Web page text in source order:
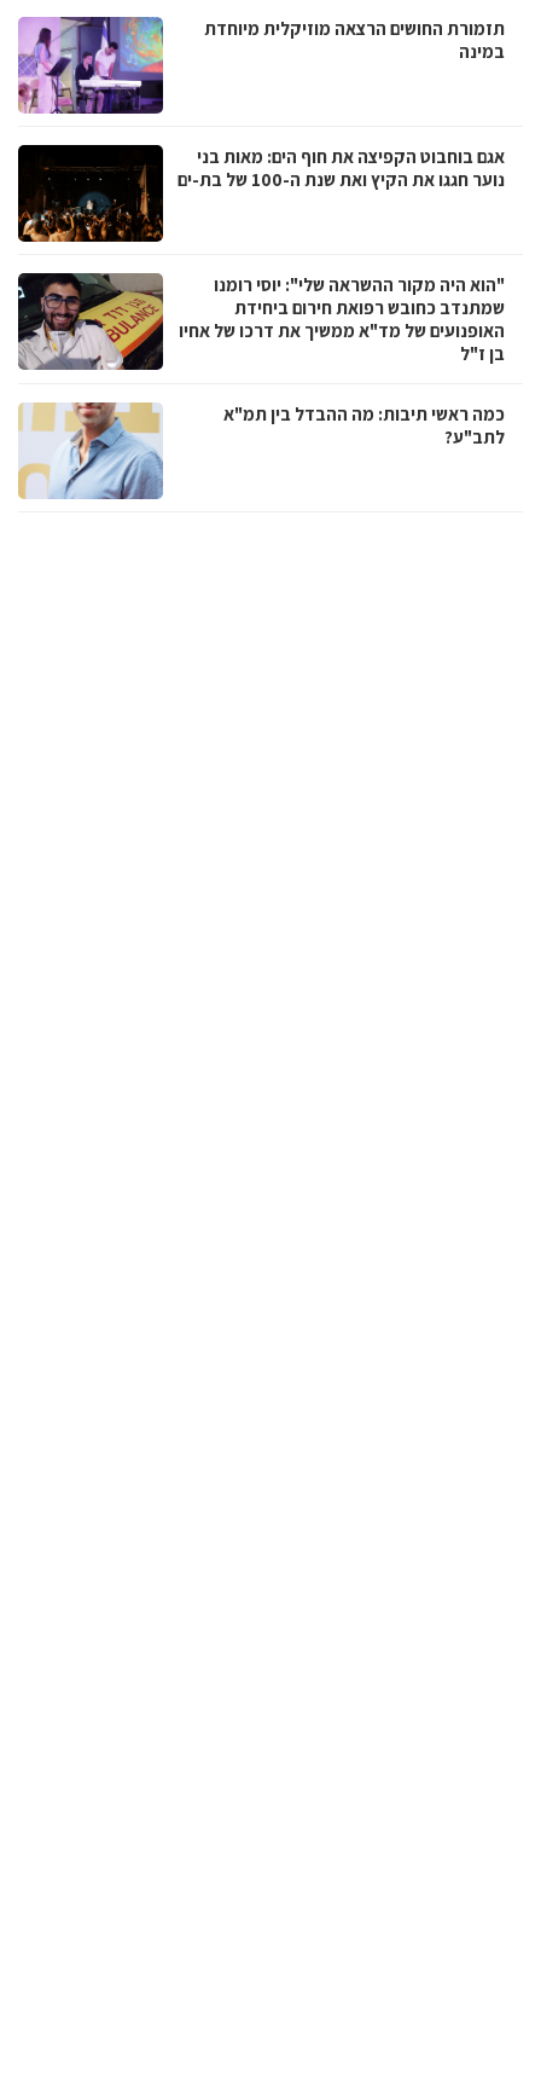
תזמורת החושים הרצאה מוזיקלית מיוחדת
במינה
אגם בוחבוט הקפיצה את חוף הים: מאות בני
נוער חגגו את הקיץ ואת שנת ה-100 של בת-ים
"הוא היה מקור ההשראה שלי": יוסי רומנו
שמתנדב כחובש רפואת חירום ביחידת
האופנועים של מד"א ממשיך את דרכו של אחיו
בן ז"ל
כמה ראשי תיבות: מה ההבדל בין תמ"א
לתב"ע?